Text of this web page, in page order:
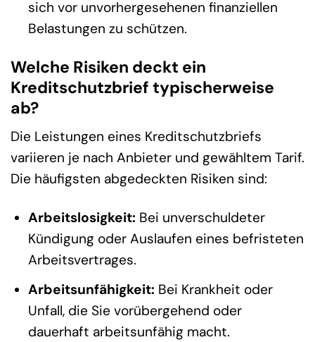
sich vor unvorhergesehenen finanziellen
Belastungen zu schützen.
Welche Risiken deckt ein
Kreditschutzbrief typischerweise
ab?
Die Leistungen eines Kreditschutzbriefs
variieren je nach Anbieter und gewähltem Tarif.
Die häufigsten abgedeckten Risiken sind:
Arbeitslosigkeit: Bei unverschuldeter
Kündigung oder Auslaufen eines befristeten
Arbeitsvertrages.
Arbeitsunfähigkeit: Bei Krankheit oder
Unfall, die Sie vorübergehend oder
dauerhaft arbeitsunfähig macht.